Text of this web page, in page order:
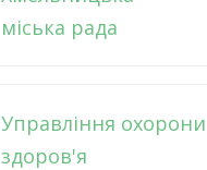
міська рада
Управління охорони
здоров'я